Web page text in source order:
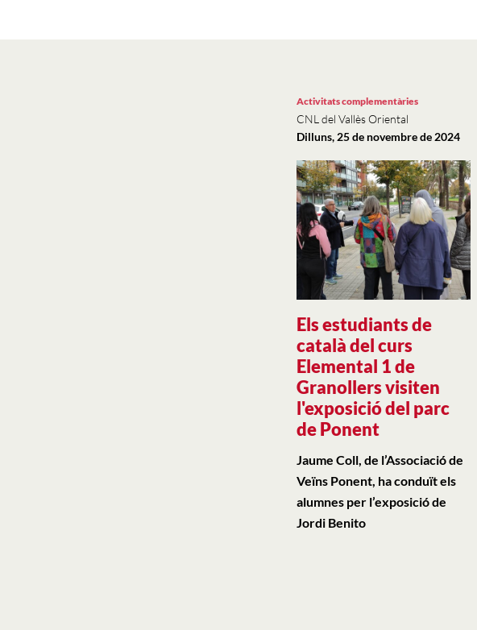
Els estudiants de
català del curs
Elemental 1 de
Granollers visiten
l'exposició del parc
de Ponent
Activitats complementàries
CNL del Vallès Oriental
Dilluns, 25 de novembre de 2024
Jaume Coll, de l’Associació de
Veïns Ponent, ha conduït els
alumnes per l’exposició de
Jordi Benito